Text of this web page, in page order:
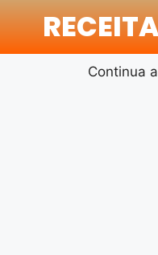
Continua